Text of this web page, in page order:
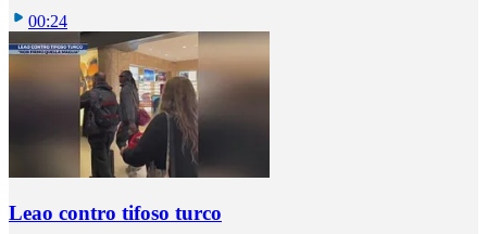
00:24
Leao contro tifoso turco